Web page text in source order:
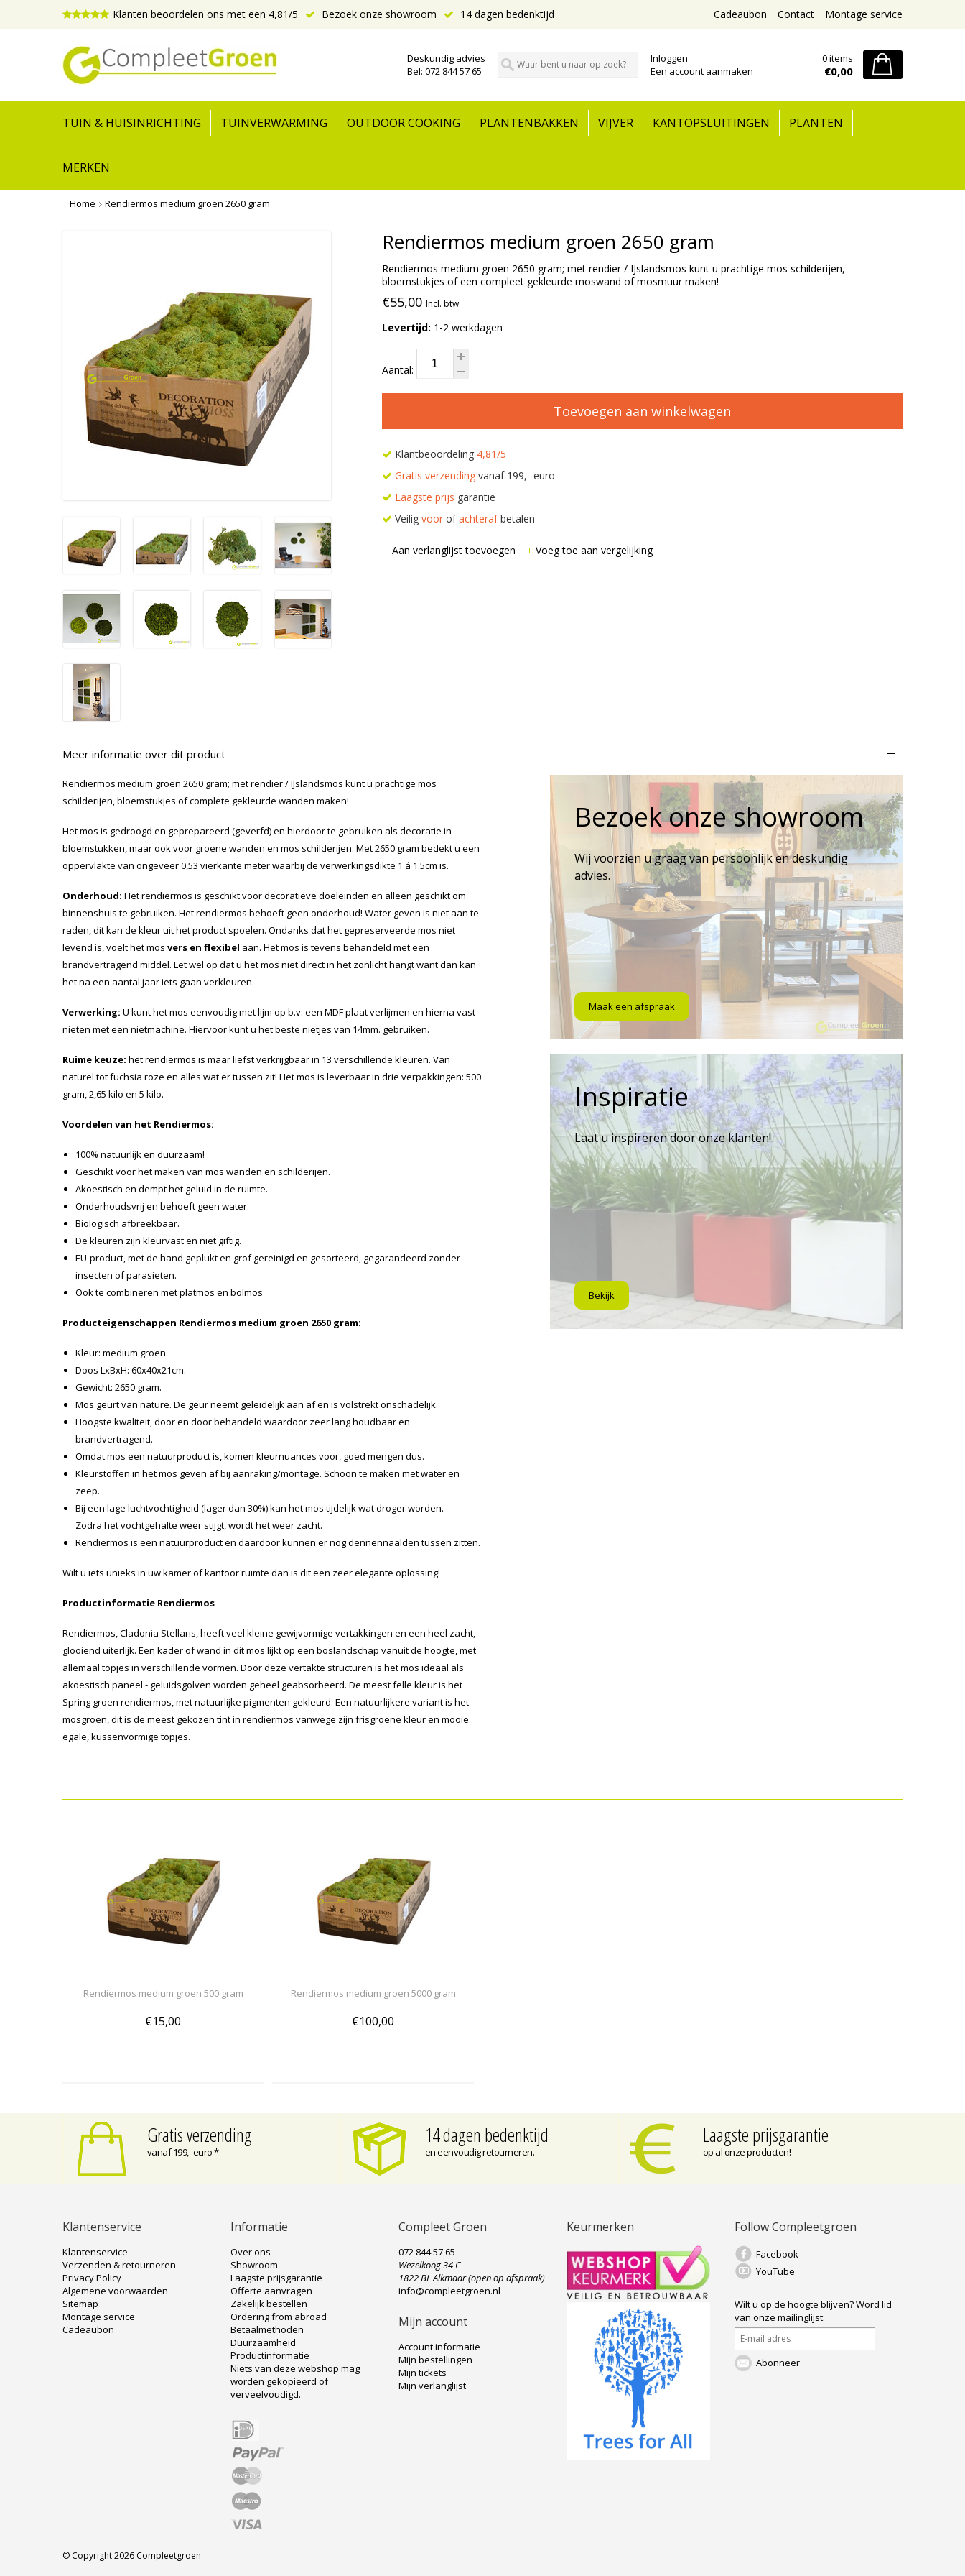
Klanten beoordelen ons met een 4,81/5 Bezoek onze showroom 14 dagen bedenktijd Montage service
Contact
Cadeaubon
Deskundig advies
Bel: 072 844 57 65
Inloggen
Een account aanmaken
0 items
€0,00
TUIN & HUISINRICHTING TUINVERWARMING OUTDOOR COOKING PLANTENBAKKEN VIJVER KANTOPSLUITINGEN PLANTEN
MERKEN
Home Rendiermos medium groen 2650 gram
Rendiermos medium groen 2650 gram
Rendiermos medium groen 2650 gram; met rendier / IJslandsmos kunt u prachtige mos schilderijen,
bloemstukjes of een compleet gekleurde moswand of mosmuur maken!
€55,00 Incl. btw
Levertijd: 1-2 werkdagen
Aantal:
Toevoegen aan winkelwagen
Klantbeoordeling 4,81/5
Gratis verzendingvanaf 199,- euro
Laagste prijs garantie
Veilig voorofachterafbetalen
Aan verlanglijst toevoegen Voeg toe aan vergelijking
Meer informatie over dit product –
Rendiermos medium groen 2650 gram; met rendier / IJslandsmos kunt u prachtige mos
schilderijen, bloemstukjes of complete gekleurde wanden maken!
Het mos is gedroogd en geprepareerd (geverfd) en hierdoor te gebruiken als decoratie in
bloemstukken, maar ook voor groene wanden en mos schilderijen. Met 2650 gram bedekt u een
oppervlakte van ongeveer 0,53 vierkante meter waarbij de verwerkingsdikte 1 á 1.5cm is.
Onderhoud: Het rendiermos is geschikt voor decoratieve doeleinden en alleen geschikt om
binnenshuis te gebruiken. Het rendiermos behoeft geen onderhoud! Water geven is niet aan te
raden, dit kan de kleur uit het product spoelen. Ondanks dat het gepreserveerde mos niet
levend is, voelt het mos vers en flexibel aan. Het mos is tevens behandeld met een
brandvertragend middel. Let wel op dat u het mos niet direct in het zonlicht hangt want dan kan
het na een aantal jaar iets gaan verkleuren.
Verwerking: U kunt het mos eenvoudig met lijm op b.v. een MDF plaat verlijmen en hierna vast
nieten met een nietmachine. Hiervoor kunt u het beste nietjes van 14mm. gebruiken.
Ruime keuze: het rendiermos is maar liefst verkrijgbaar in 13 verschillende kleuren. Van
naturel tot fuchsia roze en alles wat er tussen zit! Het mos is leverbaar in drie verpakkingen: 500
gram, 2,65 kilo en 5 kilo.
Voordelen van het Rendiermos:
100% natuurlijk en duurzaam!
Geschikt voor het maken van mos wanden en schilderijen.
Akoestisch en dempt het geluid in de ruimte.
Onderhoudsvrij en behoeft geen water.
Biologisch afbreekbaar.
De kleuren zijn kleurvast en niet giftig.
EU-product, met de hand geplukt en grof gereinigd en gesorteerd, gegarandeerd zonder
insecten of parasieten.
Ook te combineren met platmos en bolmos
Producteigenschappen Rendiermos medium groen 2650 gram:
Kleur: medium groen.
Doos LxBxH: 60x40x21cm.
Gewicht: 2650 gram.
Mos geurt van nature. De geur neemt geleidelijk aan af en is volstrekt onschadelijk.
Hoogste kwaliteit, door en door behandeld waardoor zeer lang houdbaar en
brandvertragend.
Omdat mos een natuurproduct is, komen kleurnuances voor, goed mengen dus.
Kleurstoffen in het mos geven af bij aanraking/montage. Schoon te maken met water en
zeep.
Bij een lage luchtvochtigheid (lager dan 30%) kan het mos tijdelijk wat droger worden.
Zodra het vochtgehalte weer stijgt, wordt het weer zacht.
Rendiermos is een natuurproduct en daardoor kunnen er nog dennennaalden tussen zitten.
Wilt u iets unieks in uw kamer of kantoor ruimte dan is dit een zeer elegante oplossing!
Productinformatie Rendiermos
Rendiermos, Cladonia Stellaris, heeft veel kleine gewijvormige vertakkingen en een heel zacht,
glooiend uiterlijk. Een kader of wand in dit mos lijkt op een boslandschap vanuit de hoogte, met
allemaal topjes in verschillende vormen. Door deze vertakte structuren is het mos ideaal als
akoestisch paneel - geluidsgolven worden geheel geabsorbeerd. De meest felle kleur is het
Spring groen rendiermos, met natuurlijke pigmenten gekleurd. Een natuurlijkere variant is het
mosgroen, dit is de meest gekozen tint in rendiermos vanwege zijn frisgroene kleur en mooie
egale, kussenvormige topjes.
Bezoek onze showroom
Wij voorzien u graag van persoonlijk en deskundig
advies.
Maak een afspraak
Inspiratie
Laat u inspireren door onze klanten!
Bekijk
Rendiermos medium groen 500 gram
€15,00
Rendiermos medium groen 5000 gram
€100,00
Gratis verzending
vanaf 199,- euro *
14 dagen bedenktijd
en eenvoudig retourneren.
Laagste prijsgarantie
op al onze producten!
Klantenservice
Klantenservice
Verzenden & retourneren
Privacy Policy
Algemene voorwaarden
Sitemap
Montage service
Cadeaubon
Informatie
Over ons
Showroom
Laagste prijsgarantie
Offerte aanvragen
Zakelijk bestellen
Ordering from abroad
Betaalmethoden
Duurzaamheid
Productinformatie
Niets van deze webshop mag
worden gekopieerd of
verveelvoudigd.
Compleet Groen
072 844 57 65
Wezelkoog 34 C
1822 BL Alkmaar (open op afspraak)
info@compleetgroen.nl
Mijn account
Account informatie
Mijn bestellingen
Mijn tickets
Mijn verlanglijst
Keurmerken Follow Compleetgroen
Facebook
YouTube
Wilt u op de hoogte blijven?Word lid
van onze mailinglijst:
Abonneer
© Copyright 2026 Compleetgroen